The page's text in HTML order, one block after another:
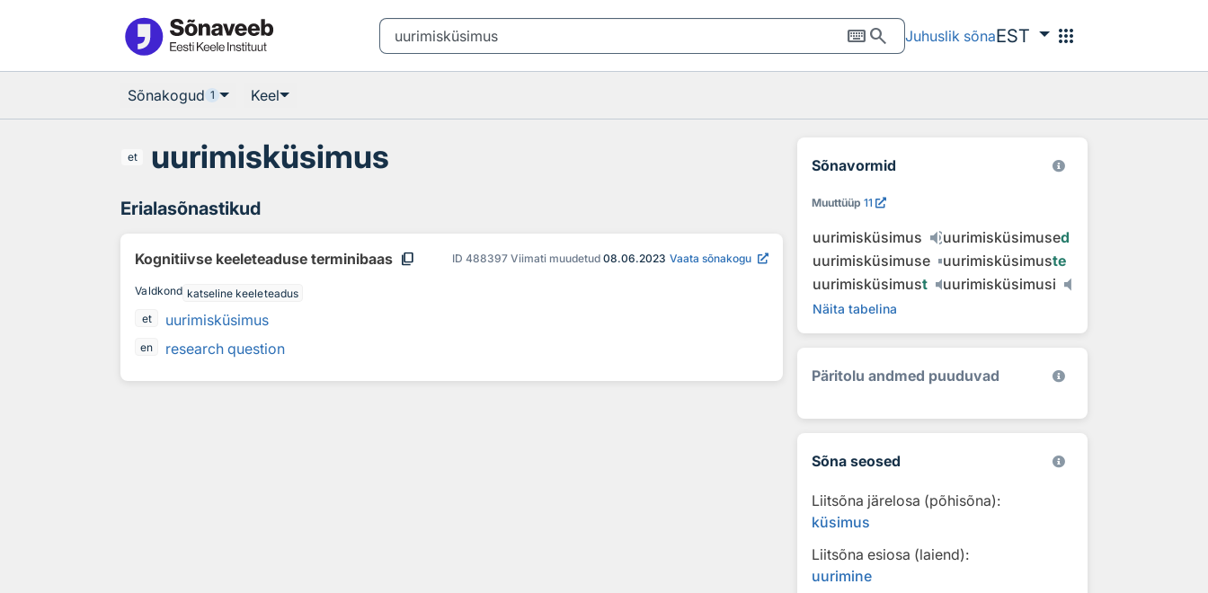
keyboardsearch Juhuslik sõnaEST apps
Sõnakogud 1 Keel
et uurimisküsimus
Erialasõnastikud
Kognitiivse keeleteaduse terminibaas content_copy ID 488397 Viimati muudetud 08.06.2023 Vaata sõnakogu
Valdkond katseline keeleteadus
et
uurimisküsimus
en research question
Sõnavormid
Muuttüüp 11
uurimisküsimus uurimisküsimused
uurimisküsimuse
uurimisküsimuste
uurimisküsimust uurimisküsimusi
Näita tabelina
Päritolu andmed puuduvad
Sõna seosed
Liitsõna järelosa (põhisõna):
küsimus
Liitsõna esiosa (laiend):
uurimine